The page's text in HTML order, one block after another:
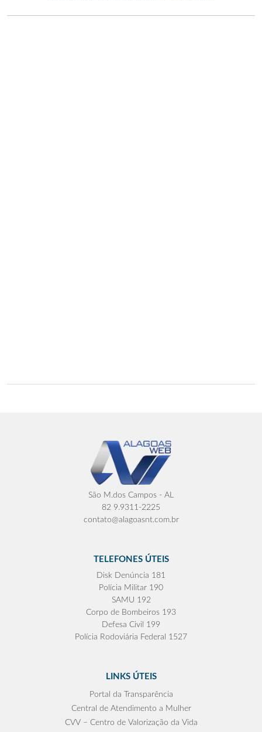
São M.dos Campos - AL
82 9.9311-2225
contato@alagoasnt.com.br
TELEFONES ÚTEIS
Disk Denúncia 181
Polícia Militar 190
SAMU 192
Corpo de Bombeiros 193
Defesa Civil 199
Polícia Rodoviária Federal 1527
LINKS ÚTEIS
Portal da Transparência
Central de Atendimento a Mulher
CVV – Centro de Valorização da Vida